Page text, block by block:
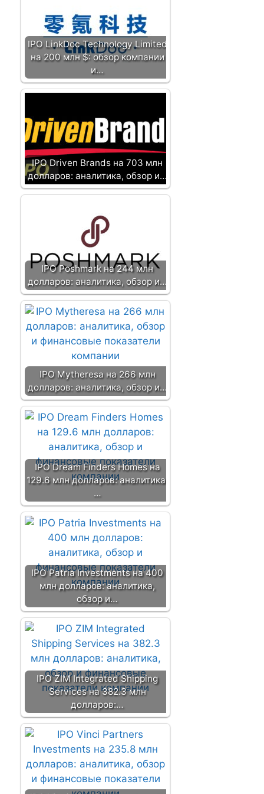
IPO LinkDoc Technology Limited
на 200 млн $: обзор компании
и…
IPO Driven Brands на 703 млн
долларов: аналитика, обзор и…
IPO Poshmark на 244 млн
долларов: аналитика, обзор и…
IPO Mytheresa на 266 млн
долларов: аналитика, обзор и…
IPO Dream Finders Homes на
129.6 млн долларов: аналитика,
…
IPO Patria Investments на 400
млн долларов: аналитика,
обзор и…
IPO ZIM Integrated Shipping
Services на 382.3 млн
долларов:…